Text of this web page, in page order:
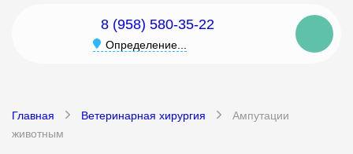
8 (958) 580-35-22
Определение...
Главная Ветеринарная хирургия
Ампутации
животным